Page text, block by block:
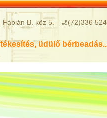
Fábián B. köz 5. (72)336 524
üdülő